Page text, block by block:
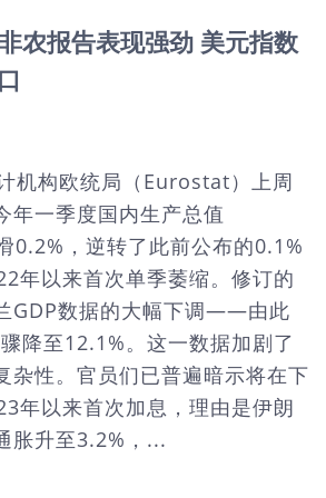
农报告表现强劲 美元指数
机构欧统局（Eurostat）上周
年一季度国内生产总值
0.2%，逆转了此前公布的0.1%
年以来首次单季萎缩。修订的
GDP数据的大幅下调——由此
降至12.1%。这一数据加剧了
杂性。官员们已普遍暗示将在下
年以来首次加息，理由是伊朗
胀升至3.2%，...